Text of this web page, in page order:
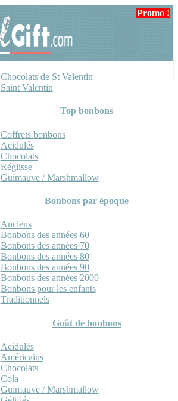
Chocolats de St Valentin
Saint Valentin
Top bonbons
Coffrets bonbons
Acidulés
Chocolats
Réglisse
Guimauve / Marshmallow
Bonbons par époque
Anciens
Bonbons des années 60
Bonbons des années 70
Bonbons des années 80
Bonbons des années 90
Bonbons des années 2000
Bonbons pour les enfants
Traditionnels
Goût de bonbons
Acidulés
Américains
Chocolats
Cola
Guimauve / Marshmallow
Promo !